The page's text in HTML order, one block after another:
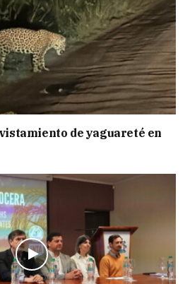
de yaguareté en